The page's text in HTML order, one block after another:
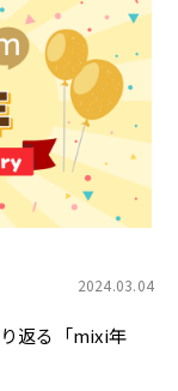
2024.03.04
返る「mixi年